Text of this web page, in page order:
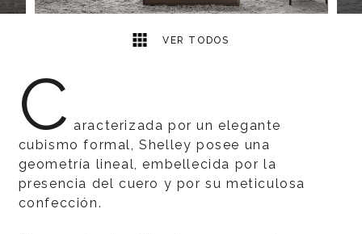
VER TODOS
C aracterizada por un elegante
cubismo formal, Shelley posee una
geometría lineal, embellecida por la
presencia del cuero y por su meticulosa
confección.